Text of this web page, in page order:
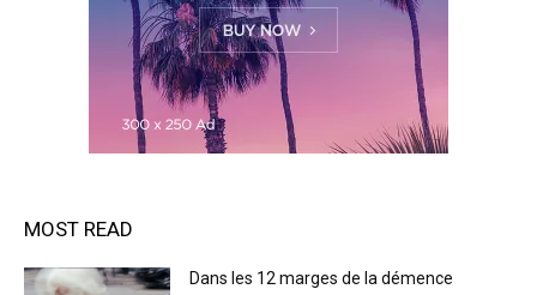
MOST READ
Dans les 12 marges de la démence